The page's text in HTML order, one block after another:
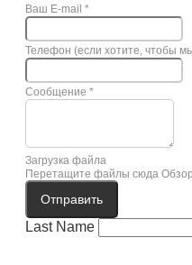
Ваш E-mail *
Телефон (если хотите, чтобы
Сообщение *
Загрузка файла
Перетащите файлы сюда Обзор
Отправить
Last Name